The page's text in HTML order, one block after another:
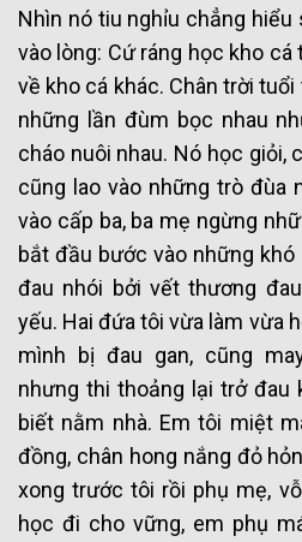
Nhìn nó tiu nghỉu chẳng
vào lòng: Cứ ráng học kho
về kho cá khác. Chân trời
những lần đùm bọc nhau
cháo nuôi nhau. Nó học giỏi,
cũng lao vào những trò đùa
vào cấp ba, ba mẹ ngừng
bắt đầu bước vào những khó
đau nhói bởi vết thương
yếu. Hai đứa tôi vừa làm vừa
mình bị đau gan, cũng
nhưng thi thoảng lại trở đau
biết nằm nhà. Em tôi miệt
đồng, chân hong nắng đỏ
xong trước tôi rồi phụ mẹ,
học đi cho vững, em phụ